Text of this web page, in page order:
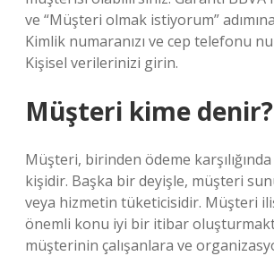
ve “Müşteri olmak istiyorum”
Kimlik numaranızı ve cep telefonu
Kişisel verilerinizi girin.
Müşteri kime denir?
Müşteri, birinden ödeme
kişidir. Başka bir deyişle, müşteri
veya hizmetin tüketicisidir. Müşteri
önemli konu iyi bir itibar
müşterinin çalışanlara ve